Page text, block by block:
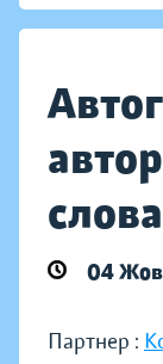
04
Партнер :